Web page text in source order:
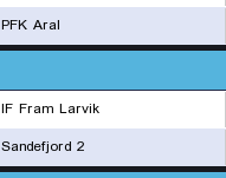
PFK Aral
IF Fram Larvik
Sandefjord 2